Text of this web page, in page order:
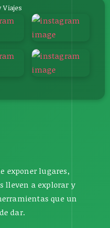
Viajes
exponer lugares,
lleven a explorar y
que un
dar.